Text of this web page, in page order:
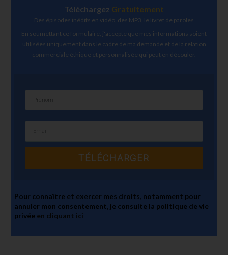
Téléchargez Gratuitement
Des épisodes inédits en vidéo, des MP3, le livret de paroles
En soumettant ce formulaire, j'accepte que mes informations soient
utilisées uniquement dans le cadre de ma demande et de la relation
commerciale éthique et personnalisée qui peut en découler.
TÉLÉCHARGER
Pour connaître et exercer mes droits, notamment pour
annuler mon consentement, je consulte la politique de vie
privée en cliquant ici